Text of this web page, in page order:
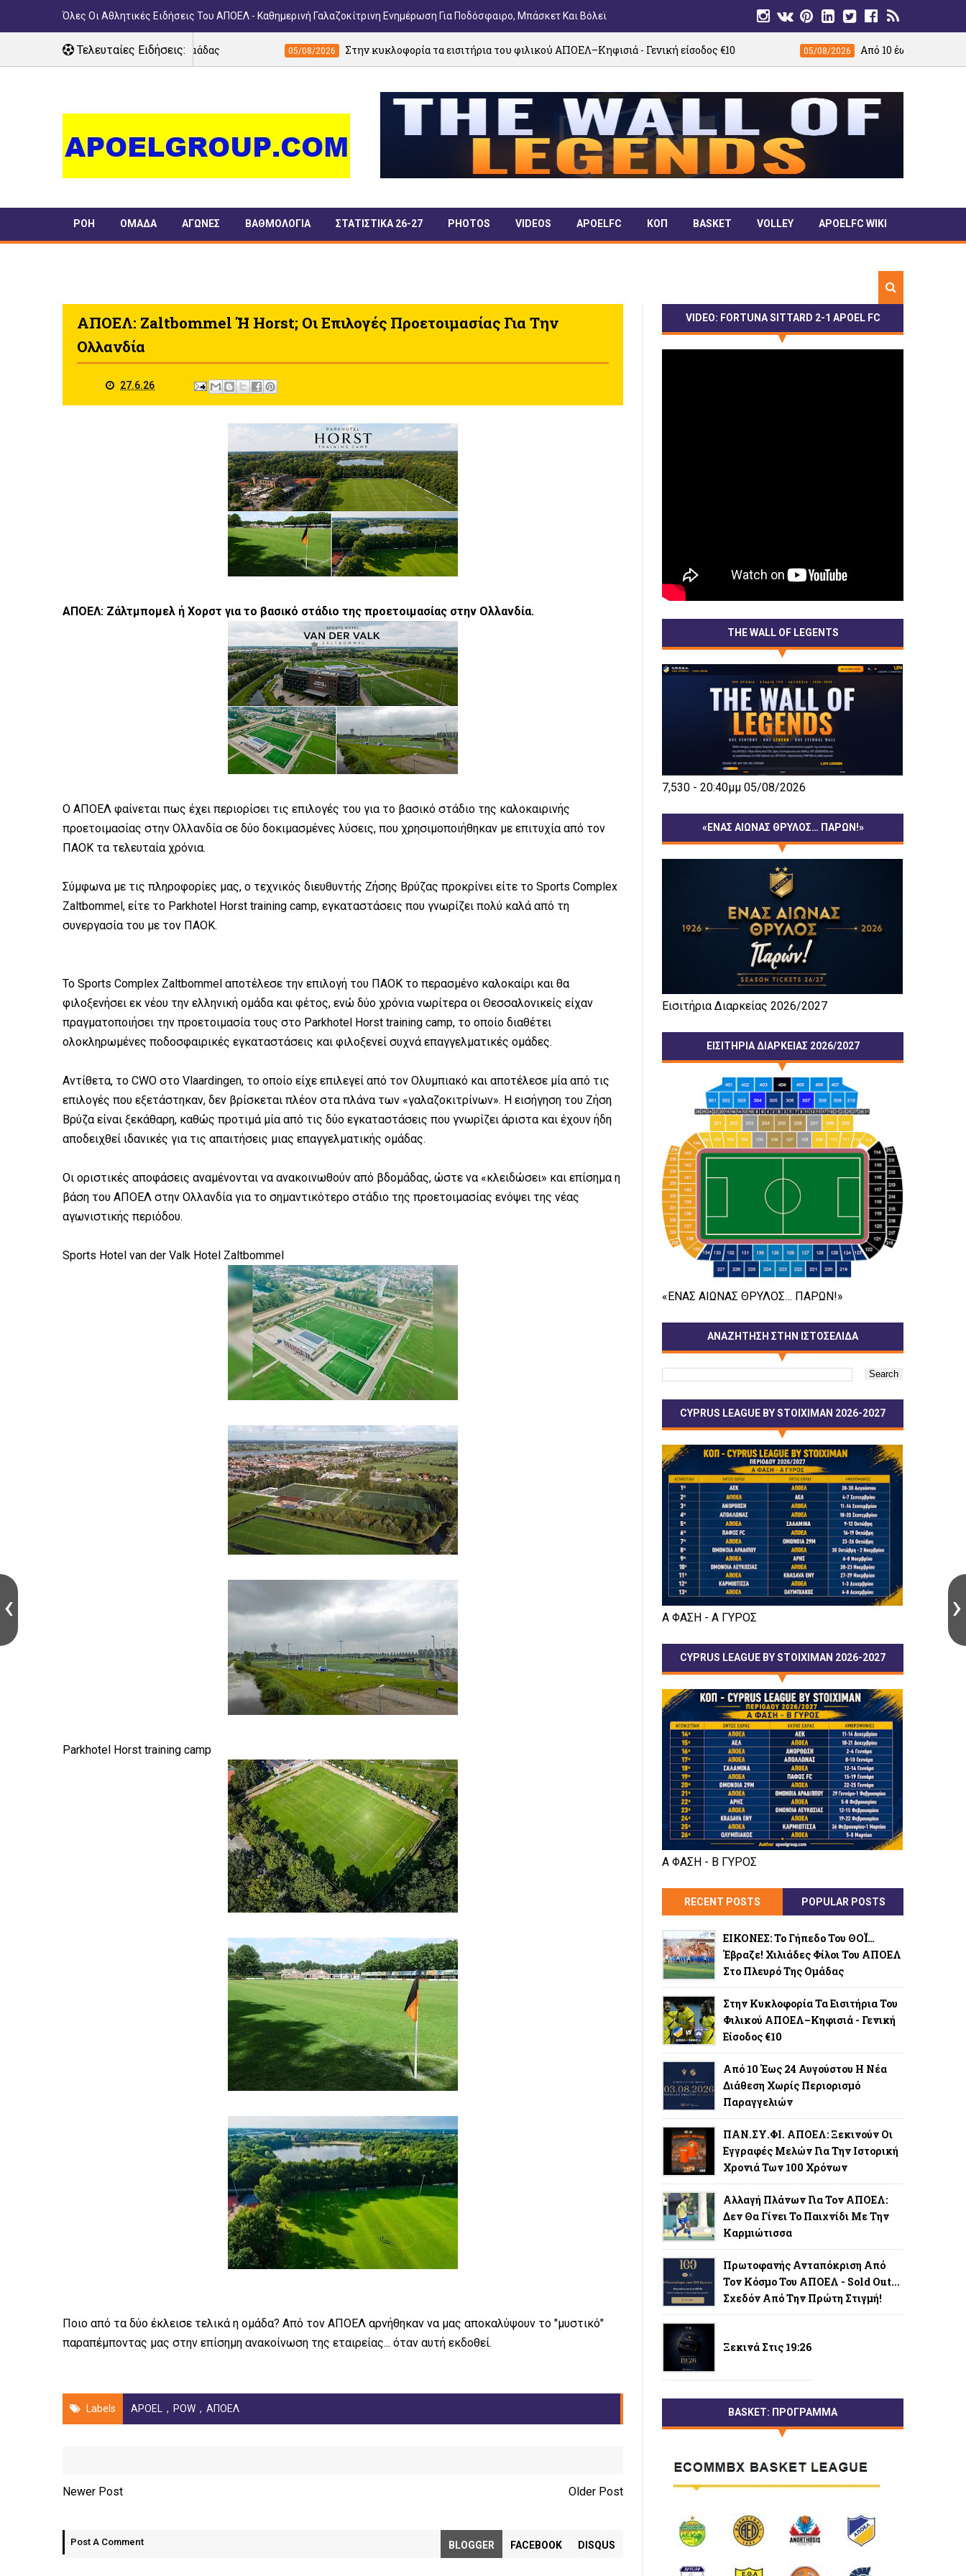
Όλες Οι Αθλητικές Ειδήσεις Του ΑΠΟΕΛ - Καθημερινή Γαλαζοκίτρινη Ενημέρωση Για Ποδόσφαιρο, Μπάσκετ Και Βόλεϊ
Τελευταίες Ειδήσεις:
στο πλευρό της ομάδας 05/08/2026 Στην κυκλοφορία τα εισιτήρια του φιλικού ΑΠΟΕΛ–Κηφισιά - Γενική είσοδος €10 05/08/2026 Από 10 έως 24 Αυγούστου η νέα
ΡΟΗ ΟΜΑΔΑ ΑΓΩΝΕΣ ΒΑΘΜΟΛΟΓΙΑ ΣΤΑΤΙΣΤΙΚΑ 26-27 PHOTOS VIDEOS APOELFC ΚΟΠ BASKET VOLLEY APOELFC WIKI
ΑΠΟΕΛ: Zaltbommel Ή Horst; Οι Επιλογές Προετοιμασίας Για Την
Ολλανδία
27.6.26
ΑΠΟΕΛ: Ζάλτμπομελ ή Χορστ για το βασικό στάδιο της προετοιμασίας στην Ολλανδία.
Ο ΑΠΟΕΛ φαίνεται πως έχει περιορίσει τις επιλογές του για το βασικό στάδιο της καλοκαιρινής
προετοιμασίας στην Ολλανδία σε δύο δοκιμασμένες λύσεις, που χρησιμοποιήθηκαν με επιτυχία από τον
ΠΑΟΚ τα τελευταία χρόνια.
Σύμφωνα με τις πληροφορίες μας, ο τεχνικός διευθυντής Ζήσης Βρύζας προκρίνει είτε το Sports Complex
Zaltbommel, είτε το Parkhotel Horst training camp, εγκαταστάσεις που γνωρίζει πολύ καλά από τη
συνεργασία του με τον ΠΑΟΚ.
Το Sports Complex Zaltbommel αποτέλεσε την επιλογή του ΠΑΟΚ το περασμένο καλοκαίρι και θα
φιλοξενήσει εκ νέου την ελληνική ομάδα και φέτος, ενώ δύο χρόνια νωρίτερα οι Θεσσαλονικείς είχαν
πραγματοποιήσει την προετοιμασία τους στο Parkhotel Horst training camp, το οποίο διαθέτει
ολοκληρωμένες ποδοσφαιρικές εγκαταστάσεις και φιλοξενεί συχνά επαγγελματικές ομάδες.
Αντίθετα, το CWO στο Vlaardingen, το οποίο είχε επιλεγεί από τον Ολυμπιακό και αποτέλεσε μία από τις
επιλογές που εξετάστηκαν, δεν βρίσκεται πλέον στα πλάνα των «γαλαζοκιτρίνων». Η εισήγηση του Ζήση
Βρύζα είναι ξεκάθαρη, καθώς προτιμά μία από τις δύο εγκαταστάσεις που γνωρίζει άριστα και έχουν ήδη
αποδειχθεί ιδανικές για τις απαιτήσεις μιας επαγγελματικής ομάδας.
Οι οριστικές αποφάσεις αναμένονται να ανακοινωθούν από βδομάδας, ώστε να «κλειδώσει» και επίσημα η
βάση του ΑΠΟΕΛ στην Ολλανδία για το σημαντικότερο στάδιο της προετοιμασίας ενόψει της νέας
αγωνιστικής περιόδου.
Sports Hotel van der Valk Hotel Zaltbommel
Parkhotel Horst training camp
Ποιο από τα δύο έκλεισε τελικά η ομάδα? Από τον ΑΠΟΕΛ αρνήθηκαν να μας αποκαλύψουν το "μυστικό"
παραπέμποντας μας στην επίσημη ανακοίνωση της εταιρείας... όταν αυτή εκδοθεί.
Labels APOEL , POW , ΑΠΟΕΛ
Newer Post Older Post
Post A Comment BLOGGER FACEBOOK DISQUS
VIDEO: FORTUNA SITTARD 2-1 APOEL FC
THE WALL OF LEGENTS
7,530 - 20:40μμ 05/08/2026
«ΕΝΑΣ ΑΙΩΝΑΣ ΘΡΥΛΟΣ… ΠΑΡΩΝ!»
Εισιτήρια Διαρκείας 2026/2027
ΕΙΣΙΤΗΡΙΑ ΔΙΑΡΚΕΙΑΣ 2026/2027
«ΕΝΑΣ ΑΙΩΝΑΣ ΘΡΥΛΟΣ… ΠΑΡΩΝ!»
ΑΝΑΖΗΤΗΣΗ ΣΤΗΝ ΙΣΤΟΣΕΛΙΔΑ
CYPRUS LEAGUE BY STOIXIMAN 2026-2027
Α ΦΑΣΗ - Α ΓΥΡΟΣ
CYPRUS LEAGUE BY STOIXIMAN 2026-2027
Α ΦΑΣΗ - Β ΓΥΡΟΣ
RECENT POSTS POPULAR POSTS
ΕΙΚΟΝΕΣ: Το Γήπεδο Του ΘΟΪ…
Έβραζε! Χιλιάδες Φίλοι Του ΑΠΟΕΛ
Στο Πλευρό Της Ομάδας
Στην Κυκλοφορία Τα Εισιτήρια Του
Φιλικού ΑΠΟΕΛ–Κηφισιά - Γενική
Είσοδος €10
Από 10 Έως 24 Αυγούστου Η Νέα
Διάθεση Χωρίς Περιορισμό
Παραγγελιών
ΠΑΝ.ΣΥ.ΦΙ. ΑΠΟΕΛ: Ξεκινούν Οι
Εγγραφές Μελών Για Την Ιστορική
Χρονιά Των 100 Χρόνων
Αλλαγή Πλάνων Για Τον ΑΠΟΕΛ:
Δεν Θα Γίνει Το Παιχνίδι Με Την
Καρμιώτισσα
Πρωτοφανής Ανταπόκριση Από
Τον Κόσμο Του ΑΠΟΕΛ - Sold Out...
Σχεδόν Από Την Πρώτη Στιγμή!
Ξεκινά Στις 19:26
BASKET: ΠΡΟΓΡΑΜΜΑ